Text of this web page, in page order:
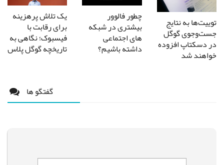
توییت‌ها به نتایج
جست‌وجوی گوگل
در دسکتاپ افزوده
خواهند شد
چطور فالوور
بیشتری در شبکه
های اجتماعی
داشته باشیم؟
یک تلاش پرهزینه
برای رقابت با
فیسبوک؛ نگاهی به
تاریخچه گوگل پلاس
گفتگو ها